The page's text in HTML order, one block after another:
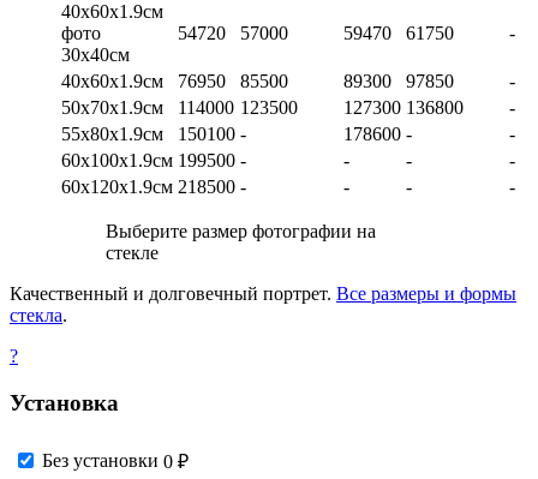
40х60х1.9см
фото
30х40см
54720 57000 59470 61750 -
40х60х1.9см 76950 85500 89300 97850
-
50х70х1.9см
114000 123500 127300 136800
-
55х80х1.9см
150100 - 178600 -
-
60х100х1.9см 199500 - - -
-
60х120х1.9см 218500 - - - -
Выберите размер фотографии на
стекле
Качественный и долговечный портрет. Все размеры и формы
стекла.
?
Установка
Без установки 0 ₽